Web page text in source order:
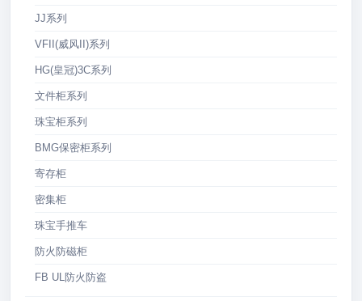
JJ系列
VFII(威风II)系列
HG(皇冠)3C系列
文件柜系列
珠宝柜系列
BMG保密柜系列
寄存柜
密集柜
珠宝手推车
防火防磁柜
FB UL防火防盗